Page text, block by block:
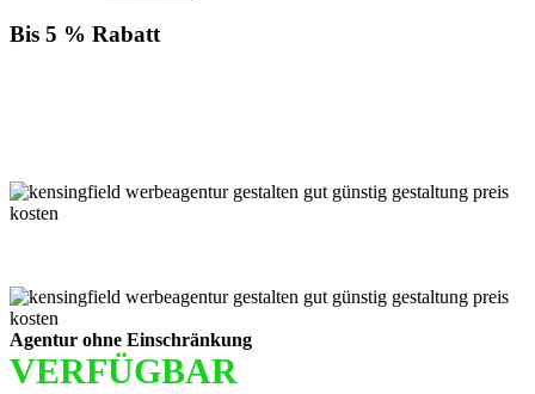
Bis 5 % Rabatt
Agentur ohne Einschränkung
VERFÜGBAR